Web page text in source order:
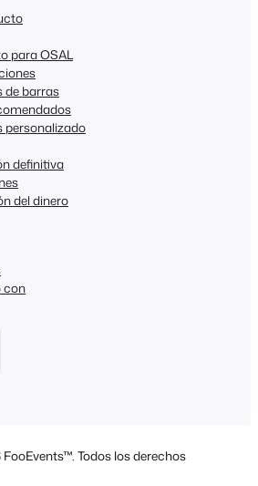
para OSAL
de barras
personalizado
definitiva
del dinero
con
Todos los derechos